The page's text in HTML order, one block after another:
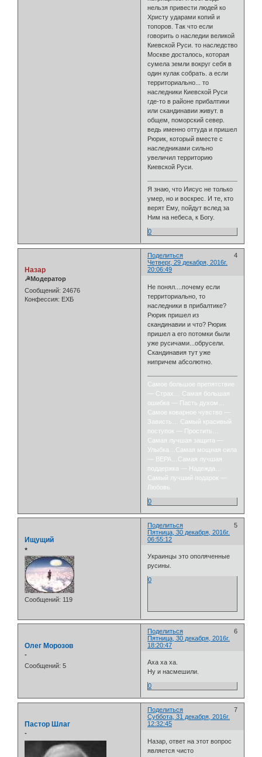
нельзя привести людей ко
Христу ударами копий и
топоров. Так что если
говорить о наследии великой
Киевской Руси. то наследство
Москве досталось, которая
сумела земли вокруг себя в
один кулак собрать. а если
территориально... то
наследники Киевской Руси
где-то в районе прибалтики
или скандинавии живут. в
общем, поморский север.
ведь именно оттуда и пришел
Рюрик, который вместе с
наследниками сильно
увеличил территорию
Киевской Руси.
Я знаю, что Иисус не только
умер, но и воскрес. И те, кто
верят Ему, пойдут вслед за
Ним на небеса, к Богу.
0
Поделиться
4
Четверг, 29 декабря, 2016г.
20:06:49
Назар
☭Модератор
Сообщений: 24676
Конфессия: ЕХБ
Не понял....почему если
территориально, то
наследники в прибалтике?
Рюрик пришел из
скандинавии и что? Рюрик
пришел а его потомки были
уже русичами...обрусели.
Скандинавия тут уже
нипричем абсолютно.
Самое большое препятствие
— Страх… Самая большая
ошибка — Пасть духом…
Самое коварное чувство —
Зависть… Самый красивый
поступок — Простить…
Самая лучшая защита —
Улыбка…Самая мощная сила
— ВЕРА…Самая лучшая
поддержка — Надежда…
Самый лучший подарок —
Любовь.
0
Поделиться
5
Пятница, 30 декабря, 2016г.
06:55:12
Ищущий
⭒
Сообщений: 119
Украинцы это ополяченные
русины.
0
Поделиться
6
Пятница, 30 декабря, 2016г.
18:20:47
Олег Морозов
-
Сообщений: 5
Аха ха ха.
Ну и насмешили.
0
Поделиться
7
Суббота, 31 декабря, 2016г.
12:32:45
Пастор Шлаг
-
Назар, ответ на этот вопрос
является чисто